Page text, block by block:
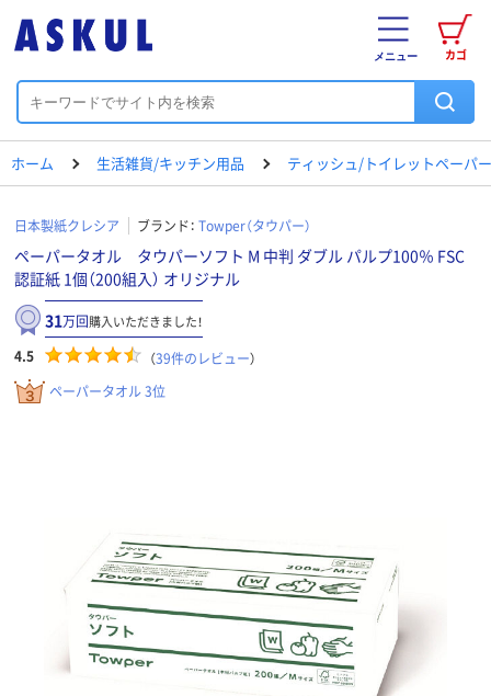
カゴ
メニュー
ホーム 生活雑貨/キッチン用品 ティッシュ/トイレットペーパ
日本製紙クレシア ブランド： Towper（タウパー）
ペーパータオル タウパーソフト M 中判 ダブル パルプ100％ FSC
認証紙 1個（200組入） オリジナル
31万回購入いただきました！
4.5 （39件のレビュー）
ペーパータオル 3位